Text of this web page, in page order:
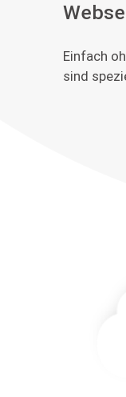
Einfach
sind